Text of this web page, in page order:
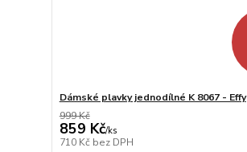
Dámské plavky jednodílné K 8067 - Effy
999 Kč
859 Kč/ks
710 Kč bez DPH